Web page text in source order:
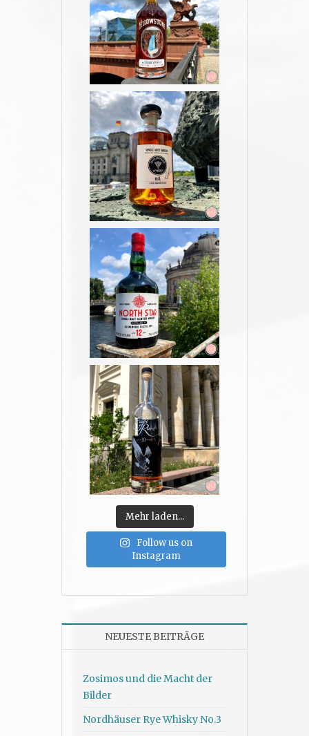
Mehr laden...
Follow us on
Instagram
NEUESTE BEITRÄGE
Zosimos und die Macht der
Bilder
Nordhäuser Rye Whisky No.3